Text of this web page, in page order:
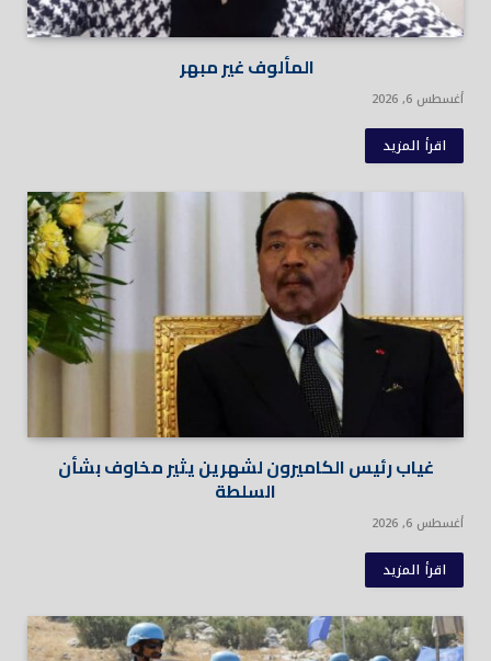
المألوف غير مبهر
أغسطس 6, 2026
اقرأ المزيد
غياب رئيس الكاميرون لشهرين يثير مخاوف بشأن
السلطة
أغسطس 6, 2026
اقرأ المزيد